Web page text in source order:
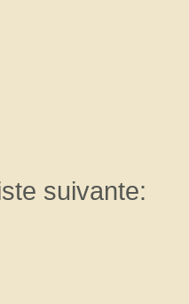
suivante: